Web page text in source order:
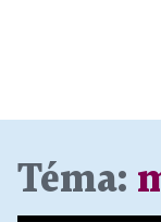
Téma: